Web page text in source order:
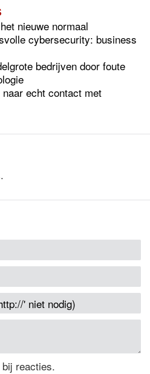
nieuwe normaal
cybersecurity: business
bedrijven door foute
echt contact met
reacties.